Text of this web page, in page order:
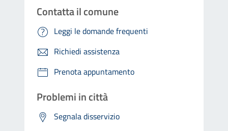
Contatta il comune
Leggi le domande frequenti
Richiedi assistenza
Prenota appuntamento
Problemi in città
Segnala disservizio